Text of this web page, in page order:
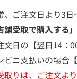
ご注文日より3日
受取で購入する
文日の【翌日14：
ビニ支払いの場合
りは、ご注文よ